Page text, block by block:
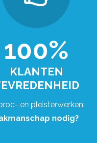
100%
KLANTEN
en pleisterwerken:
nodig?